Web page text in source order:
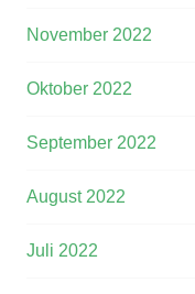
November 2022
Oktober 2022
September 2022
August 2022
Juli 2022